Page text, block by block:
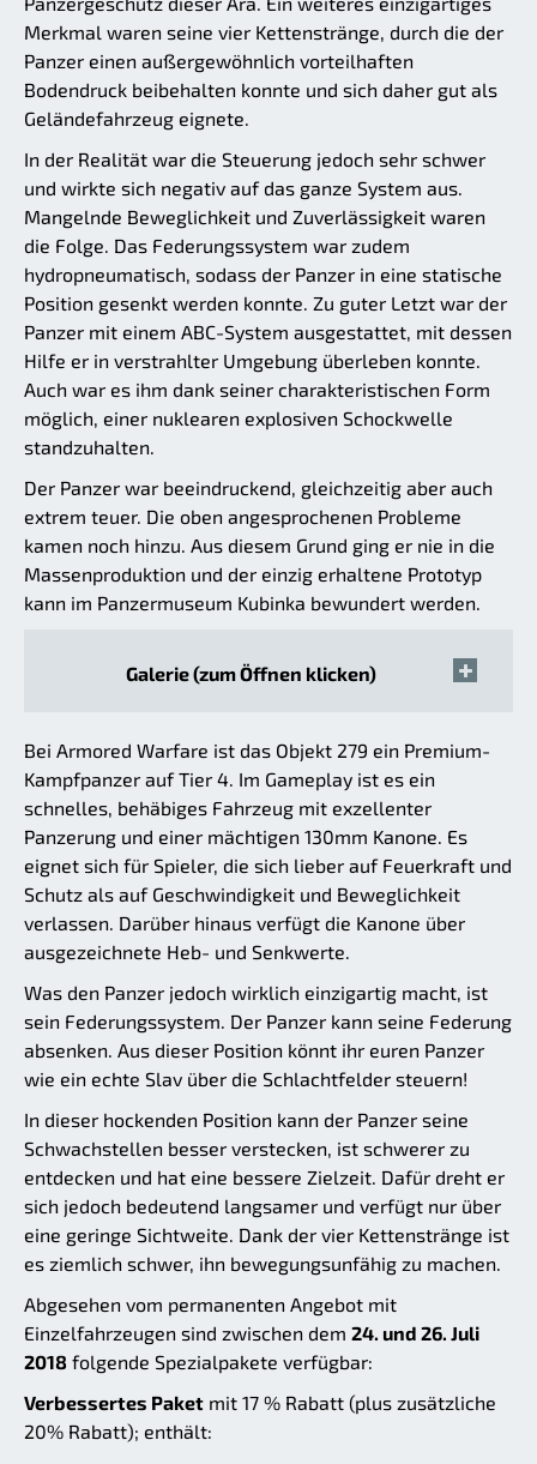
Merkmal waren seine vier Kettenstränge, durch die der
Panzer einen außergewöhnlich vorteilhaften
Bodendruck beibehalten konnte und sich daher gut als
Geländefahrzeug eignete.
In der Realität war die Steuerung jedoch sehr schwer
und wirkte sich negativ auf das ganze System aus.
Mangelnde Beweglichkeit und Zuverlässigkeit waren
die Folge. Das Federungssystem war zudem
hydropneumatisch, sodass der Panzer in eine statische
Position gesenkt werden konnte. Zu guter Letzt war der
Panzer mit einem ABC-System ausgestattet, mit dessen
Hilfe er in verstrahlter Umgebung überleben konnte.
Auch war es ihm dank seiner charakteristischen Form
möglich, einer nuklearen explosiven Schockwelle
standzuhalten.
Der Panzer war beeindruckend, gleichzeitig aber auch
extrem teuer. Die oben angesprochenen Probleme
kamen noch hinzu. Aus diesem Grund ging er nie in die
Massenproduktion und der einzig erhaltene Prototyp
kann im Panzermuseum Kubinka bewundert werden.
Galerie (zum Öffnen klicken)
Bei Armored Warfare ist das Objekt 279 ein Premium-
Kampfpanzer auf Tier 4. Im Gameplay ist es ein
schnelles, behäbiges Fahrzeug mit exzellenter
Panzerung und einer mächtigen 130mm Kanone. Es
eignet sich für Spieler, die sich lieber auf Feuerkraft und
Schutz als auf Geschwindigkeit und Beweglichkeit
verlassen. Darüber hinaus verfügt die Kanone über
ausgezeichnete Heb- und Senkwerte.
Was den Panzer jedoch wirklich einzigartig macht, ist
sein Federungssystem. Der Panzer kann seine Federung
absenken. Aus dieser Position könnt ihr euren Panzer
wie ein echte Slav über die Schlachtfelder steuern!
In dieser hockenden Position kann der Panzer seine
Schwachstellen besser verstecken, ist schwerer zu
entdecken und hat eine bessere Zielzeit. Dafür dreht er
sich jedoch bedeutend langsamer und verfügt nur über
eine geringe Sichtweite. Dank der vier Kettenstränge ist
es ziemlich schwer, ihn bewegungsunfähig zu machen.
Abgesehen vom permanenten Angebot mit
Einzelfahrzeugen sind zwischen dem 24. und 26. Juli
2018 folgende Spezialpakete verfügbar:
Verbessertes Paket mit 17 % Rabatt (plus zusätzliche
20% Rabatt); enthält: